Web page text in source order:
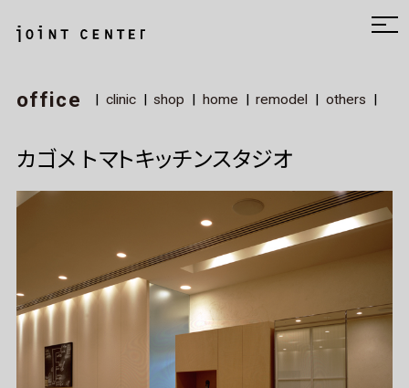
office clinic shop home remodel others
カゴメ トマトキッチンスタジオ